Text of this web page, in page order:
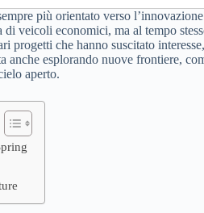
più orientato verso
veicoli economici, ma al tempo
progetti che hanno suscitato
anche esplorando nuove frontiere,
aperto.